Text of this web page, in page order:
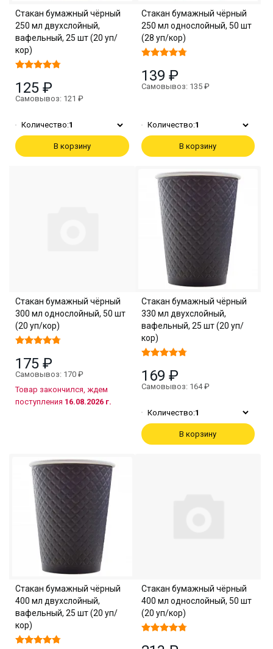
Стакан бумажный чёрный
250 мл двухслойный,
вафельный, 25 шт (20 уп/
кор)
125 ₽
Самовывоз: 121 ₽
Количество:1
В корзину
Стакан бумажный чёрный
250 мл однослойный, 50 шт
(28 уп/кор)
139 ₽
Самовывоз: 135 ₽
Количество:1
В корзину
Стакан бумажный чёрный
300 мл однослойный, 50 шт
(20 уп/кор)
175 ₽
Самовывоз: 170 ₽
Товар закончился, ждем
поступления 16.08.2026 г.
Стакан бумажный чёрный
330 мл двухслойный,
вафельный, 25 шт (20 уп/
кор)
169 ₽
Самовывоз: 164 ₽
Количество:1
В корзину
Стакан бумажный чёрный
400 мл двухслойный,
вафельный, 25 шт (20 уп/
кор)
Стакан бумажный чёрный
400 мл однослойный, 50 шт
(20 уп/кор)